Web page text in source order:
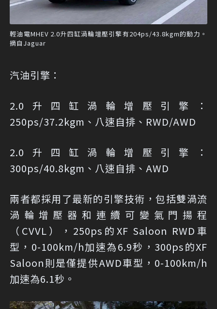
輕油電MHEV 2.0升四缸渦輪增壓引擎有204ps/43.8kgm的動力。
摘自Jaguar
汽油引擎：
2.0升四缸渦輪增壓引擎：
250ps/37.2kgm、八速自排、RWD/AWD
2.0升四缸渦輪增壓引擎：
300ps/40.8kgm、八速自排、AWD
兩者都採用了最新的引擎技術，包括雙渦流
渦輪增壓器和連續可變氣門揚程
（CVVL），250ps的XF Saloon RWD車
型，0-100km/h加速為6.9秒，300ps的XF
Saloon則是僅提供AWD車型，0-100km/h
加速為6.1秒。